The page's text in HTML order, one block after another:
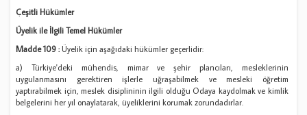
Çeşitli Hükümler
Üyelik ile İlgili Temel Hükümler
Madde 109 : Üyelik için aşağıdaki hükümler geçerlidir:
a) Türkiye'deki mühendis, mimar ve şehir plancıları, mesleklerinin
uygulanmasını gerektiren işlerle uğraşabilmek ve mesleki öğretim
yaptırabilmek için, meslek disiplininin ilgili olduğu Odaya kaydolmak ve kimlik
belgelerini her yıl onaylatarak, üyeliklerini korumak zorundadırlar.